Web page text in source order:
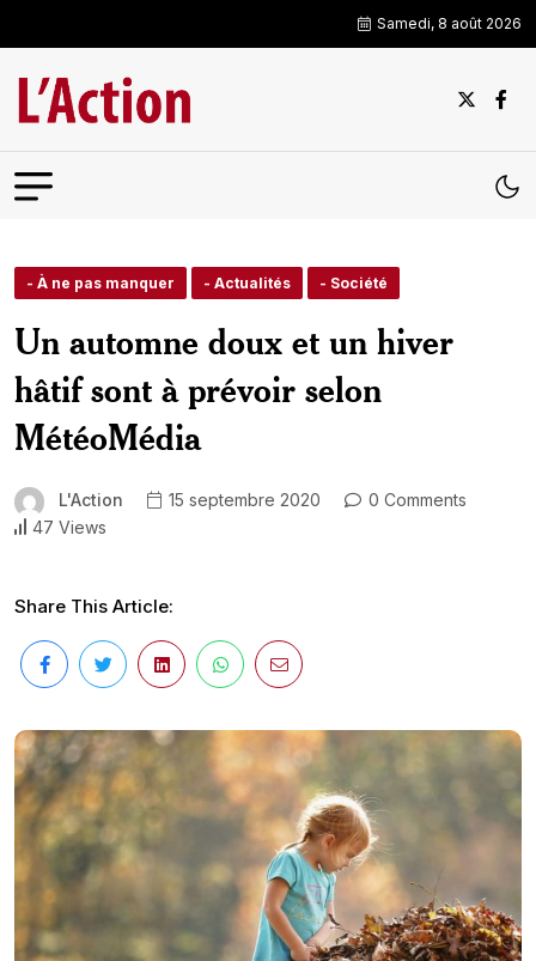
Samedi, 8 août 2026
- À ne pas manquer - Actualités - Société
Un automne doux et un hiver
hâtif sont à prévoir selon
MétéoMédia
L'Action 15 septembre 2020
0 Comments
47 Views
Share This Article: